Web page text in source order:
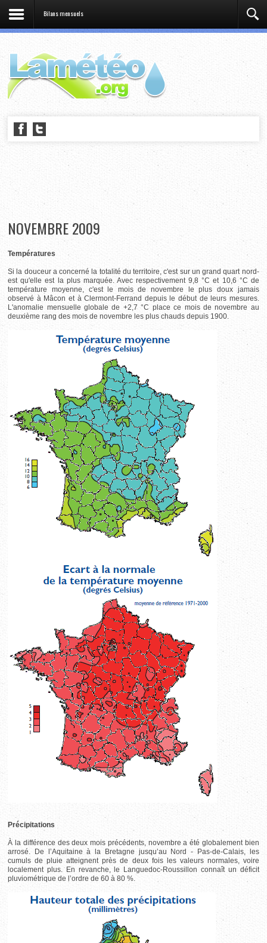
Bilans mensuels
NOVEMBRE 2009
Températures
Si la douceur a concerné la totalité du territoire, c'est sur un grand quart nord-
est qu'elle est la plus marquée. Avec respectivement 9,8 °C et 10,6 °C de
température moyenne, c'est le mois de novembre le plus doux jamais
observé à Mâcon et à Clermont-Ferrand depuis le début de leurs mesures.
L'anomalie mensuelle globale de +2,7 °C place ce mois de novembre au
deuxième rang des mois de novembre les plus chauds depuis 1900.
Précipitations
À la différence des deux mois précédents, novembre a été globalement bien
arrosé. De l’Aquitaine à la Bretagne jusqu’au Nord - Pas-de-Calais, les
cumuls de pluie atteignent près de deux fois les valeurs normales, voire
localement plus. En revanche, le Languedoc-Roussillon connaît un déficit
pluviométrique de l’ordre de 60 à 80 %.